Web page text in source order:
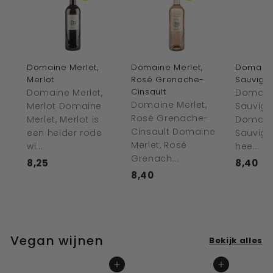
Domaine Merlet,
Merlot
Domaine Merlet,
Merlot Domaine
Merlet, Merlot is
een helder rode
wi...
8,25
Domaine Merlet,
Rosé Grenache-
Cinsault
Domaine Merlet,
Rosé Grenache-
Cinsault Domaine
Merlet, Rosé
Grenach...
8,40
hee...
8,40
Vegan wijnen Bekijk alles
In winkelwagen In winkelwagen